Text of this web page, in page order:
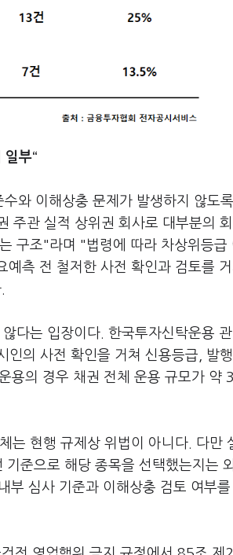
부“
와 이해상충 문제가 발생하지 않도
주관 실적 상위권 회사로 대부분의
구조"라며 "법령에 따라 차상위등급
측 전 철저한 사전 확인과 검토를
다는 입장이다. 한국투자신탁운용
의 사전 확인을 거쳐 신용등급, 발
용의 경우 채권 전체 운용 규모가 약
는 현행 규제상 위법이 아니다. 다만
준으로 해당 종목을 선택했는지는
부 심사 기준과 이해상충 검토 여부